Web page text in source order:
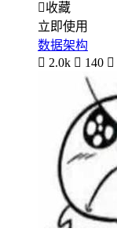
收藏
立即使用
数据架构
 2.0k  140 